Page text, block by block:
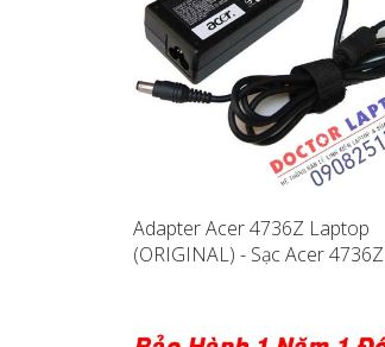
Adapter Acer 4736Z Laptop
(ORIGINAL) - Sạc Acer 4736Z